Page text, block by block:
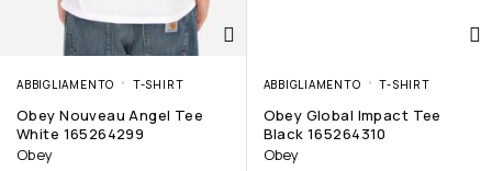
ABBIGLIAMENTO T-SHIRT
Obey Nouveau Angel Tee
White 165264299
Obey
ABBIGLIAMENTO T-SHIRT
Obey Global Impact Tee
Black 165264310
Obey